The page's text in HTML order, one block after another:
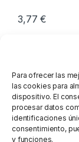
Para ofrecer las
las cookies para
dispositivo. El
procesar datos
identificaciones
consentimiento,
y funciones.
3,77€